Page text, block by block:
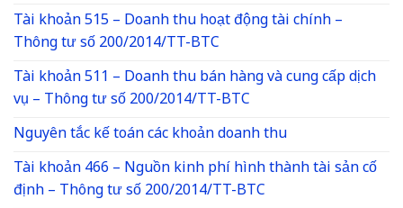
Tài khoản 515 – Doanh thu hoạt động tài chính –
Thông tư số 200/2014/TT-BTC
Tài khoản 511 – Doanh thu bán hàng và cung cấp dịch
vụ – Thông tư số 200/2014/TT-BTC
Nguyên tắc kế toán các khoản doanh thu
Tài khoản 466 – Nguồn kinh phí hình thành tài sản cố
định – Thông tư số 200/2014/TT-BTC